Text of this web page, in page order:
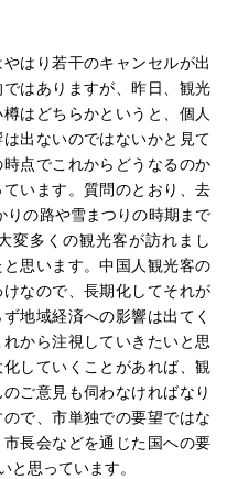
はり若干のキャンセルが出
はありますが、昨日、観光
はどちらかというと、個人
出ないのではないかと見て
点でこれからどうなるのか
います。質問のとおり、去
の路や雪まつりの時期まで
変多くの観光客が訪れまし
思います。中国人観光客の
なので、長期化してそれが
地域経済への影響は出てく
から注視していきたいと思
していくことがあれば、観
ご意見も伺わなければなり
で、市単独での要望ではな
長会などを通じた国への要
思っています。